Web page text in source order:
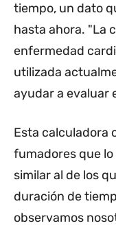
tiempo, un dato
hasta ahora. "La
enfermedad
utilizada
ayudar a evaluar
Esta calculadora
fumadores que
similar al de los
duración de
observamos